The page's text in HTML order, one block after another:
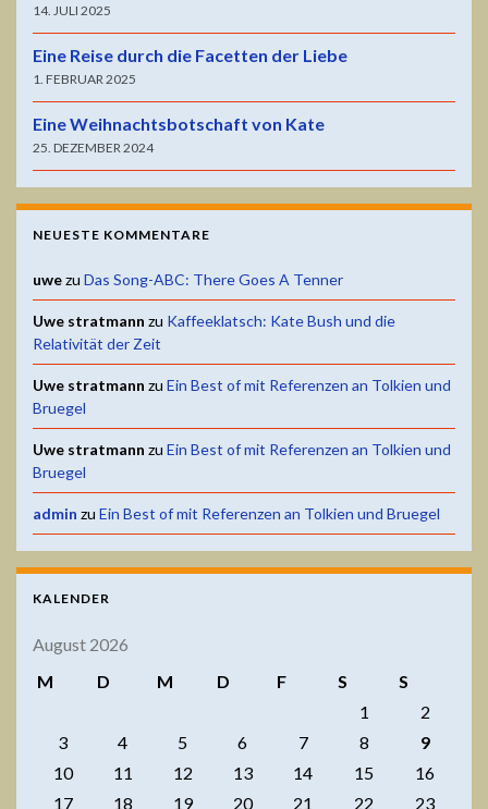
14. JULI 2025
Eine Reise durch die Facetten der Liebe
1. FEBRUAR 2025
Eine Weihnachtsbotschaft von Kate
25. DEZEMBER 2024
NEUESTE KOMMENTARE
uwezu Das Song-ABC: There Goes A Tenner
Uwe stratmann zu Kaffeeklatsch: Kate Bush und die
Relativität der Zeit
Uwe stratmann zu Ein Best of mit Referenzen an Tolkien und
Bruegel
Uwe stratmann zu Ein Best of mit Referenzen an Tolkien und
Bruegel
admin zu Ein Best of mit Referenzen an Tolkien und Bruegel
KALENDER
August 2026
M
D M D F S
S
1
2
3
4 5 6 7 8
9
10
11 12 13 14 15
16
17
18 19 20 21 22
23